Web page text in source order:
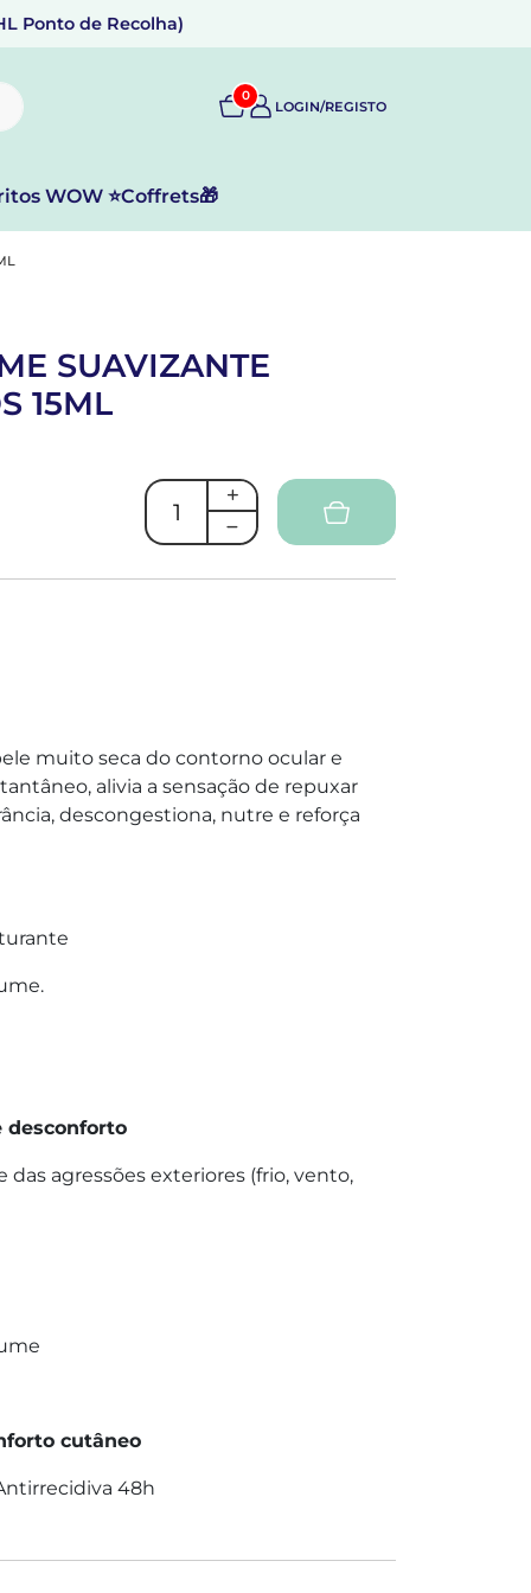
Ponto de Recolha)
0
LOGIN/REGISTO
WOW ⭐Coffrets🎁
SUAVIZANTE
15ML
muito seca do contorno ocular e
alivia a sensação de repuxar
descongestiona, nutre e reforça
desconforto
das agressões exteriores (frio, vento,
cutâneo
48h